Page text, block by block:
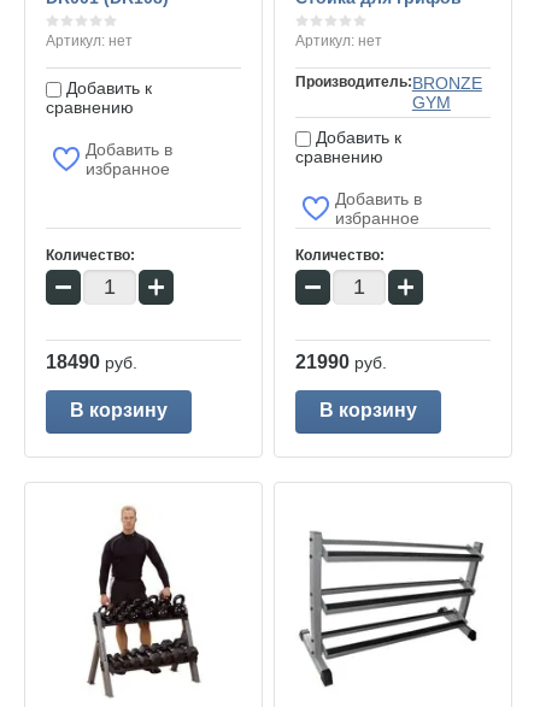
Артикул: нет
Добавить к
сравнению
Добавить в
избранное
Количество:
− +
18490 руб.
В корзину
Артикул:нет
Производитель:BRONZE
GYM
Добавить к
сравнению
Добавить в
избранное
Количество:
− +
21990 руб.
В корзину